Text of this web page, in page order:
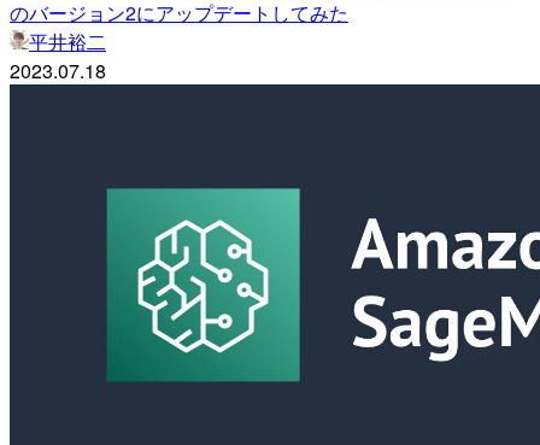
のバージョン2にアップデートしてみた
平井裕二
2023.07.18